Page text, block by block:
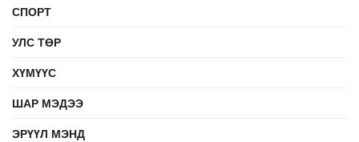
СПОРТ
УЛС ТӨР
ХҮМҮҮС
ШАР МЭДЭЭ
ЭРҮҮЛ МЭНД